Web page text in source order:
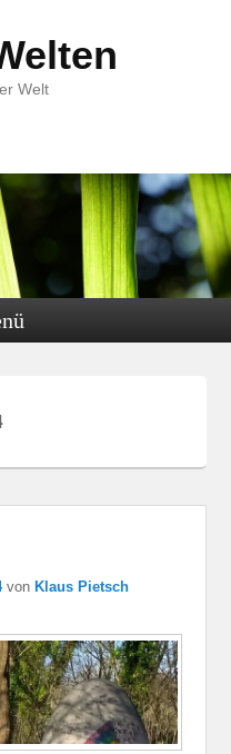
Welt
von Klaus Pietsch